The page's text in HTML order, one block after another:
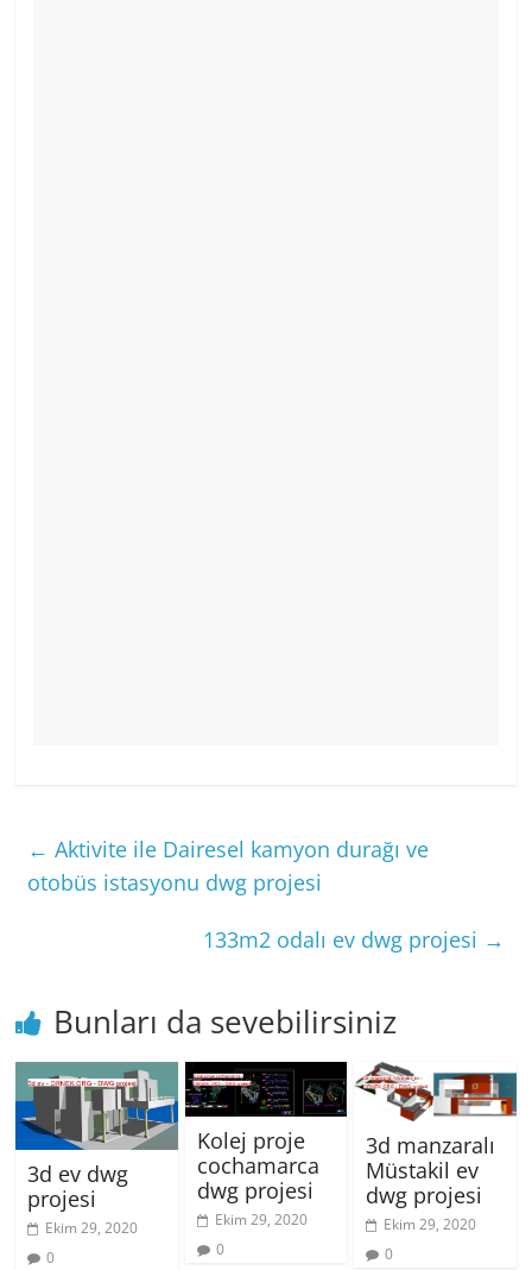
← Aktivite ile Dairesel kamyon durağı ve
otobüs istasyonu dwg projesi
133m2 odalı ev dwg projesi →
Bunları da sevebilirsiniz
3d ev dwg
projesi
Ekim 29, 2020
0
Kolej proje
cochamarca
dwg projesi
Ekim 29, 2020
0
3d manzaralı
Müstakil ev
dwg projesi
Ekim 29, 2020
0